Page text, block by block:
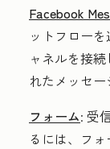
Facebook
ットフロー
ャネルを接
れたメッセー
フォーム: 受
るには、フ